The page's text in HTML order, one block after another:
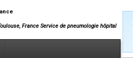
France Service de pneumologie hôpital